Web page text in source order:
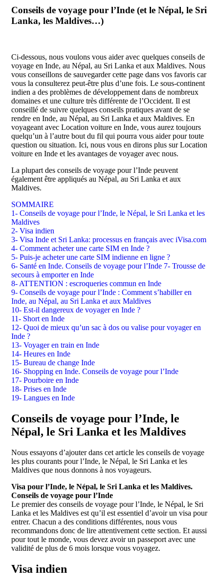
Conseils de voyage pour l’Inde (et le Népal, le Sri
Lanka, les Maldives…)
Ci-dessous, nous voulons vous aider avec quelques conseils de
voyage en Inde, au Népal, au Sri Lanka et aux Maldives. Nous
vous conseillons de sauvegarder cette page dans vos favoris car
vous la consulterez peut-être plus d’une fois. Le sous-continent
indien a des problèmes de développement dans de nombreux
domaines et une culture très différente de l’Occident. Il est
conseillé de suivre quelques conseils pratiques avant de se
rendre en Inde, au Népal, au Sri Lanka et aux Maldives. En
voyageant avec Location voiture en Inde, vous aurez toujours
quelqu’un à l’autre bout du fil qui pourra vous aider pour toute
question ou situation. Ici, nous vous en dirons plus sur Location
voiture en Inde et les avantages de voyager avec nous.
La plupart des conseils de voyage pour l’Inde peuvent
également être appliqués au Népal, au Sri Lanka et aux
Maldives.
SOMMAIRE
1- Conseils de voyage pour l’Inde, le Népal, le Sri Lanka et les
Maldives
2- Visa indien
3- Visa Inde et Sri Lanka: processus en français avec iVisa.com
4- Comment acheter une carte SIM en Inde ?
5- Puis-je acheter une carte SIM indienne en ligne ?
6- Santé en Inde. Conseils de voyage pour l’Inde 7- Trousse de
secours à emporter en Inde
8- ATTENTION : escroqueries commun en Inde
9- Conseils de voyage pour l’Inde : Comment s’habiller en
Inde, au Népal, au Sri Lanka et aux Maldives
10- Est-il dangereux de voyager en Inde ?
11- Short en Inde
12- Quoi de mieux qu’un sac à dos ou valise pour voyager en
Inde ?
13- Voyager en train en Inde
14- Heures en Inde
15- Bureau de change Inde
16- Shopping en Inde. Conseils de voyage pour l’Inde
17- Pourboire en Inde
18- Prises en Inde
19- Langues en Inde
Conseils de voyage pour l’Inde, le
Népal, le Sri Lanka et les Maldives
Nous essayons d’ajouter dans cet article les conseils de voyage
les plus courants pour l’Inde, le Népal, le Sri Lanka et les
Maldives que nous donnons à nos voyageurs.
Visa pour l’Inde, le Népal, le Sri Lanka et les Maldives.
Conseils de voyage pour l’Inde
Le premier des conseils de voyage pour l’Inde, le Népal, le Sri
Lanka et les Maldives est qu’il est essentiel d’avoir un visa pour
entrer. Chacun a des conditions différentes, nous vous
recommandons donc de lire attentivement cette section. Et aussi
pour tout le monde, vous devez avoir un passeport avec une
validité de plus de 6 mois lorsque vous voyagez.
Visa indien